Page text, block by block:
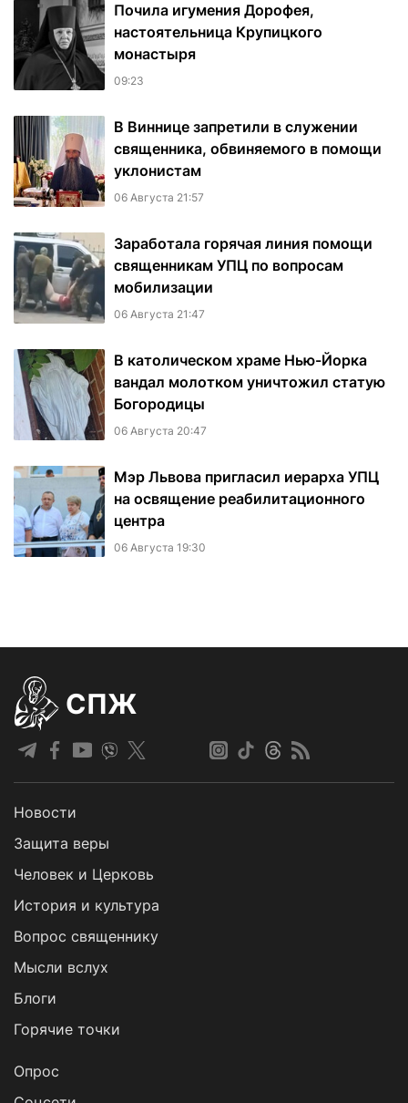
Почила игумения Дорофея,
настоятельница Крупицкого
монастыря
09:23
В Виннице запретили в служении
священника, обвиняемого в помощи
уклонистам
06 Августа 21:57
Заработала горячая линия помощи
священникам УПЦ по вопросам
мобилизации
06 Августа 21:47
В католическом храме Нью-Йорка
вандал молотком уничтожил статую
Богородицы
06 Августа 20:47
Мэр Львова пригласил иерарха УПЦ
на освящение реабилитационного
центра
06 Августа 19:30
СПЖ
Новости
Защита веры
Человек и Церковь
История и культура
Вопрос священнику
Мысли вслух
Блоги
Горячие точки
Опрос